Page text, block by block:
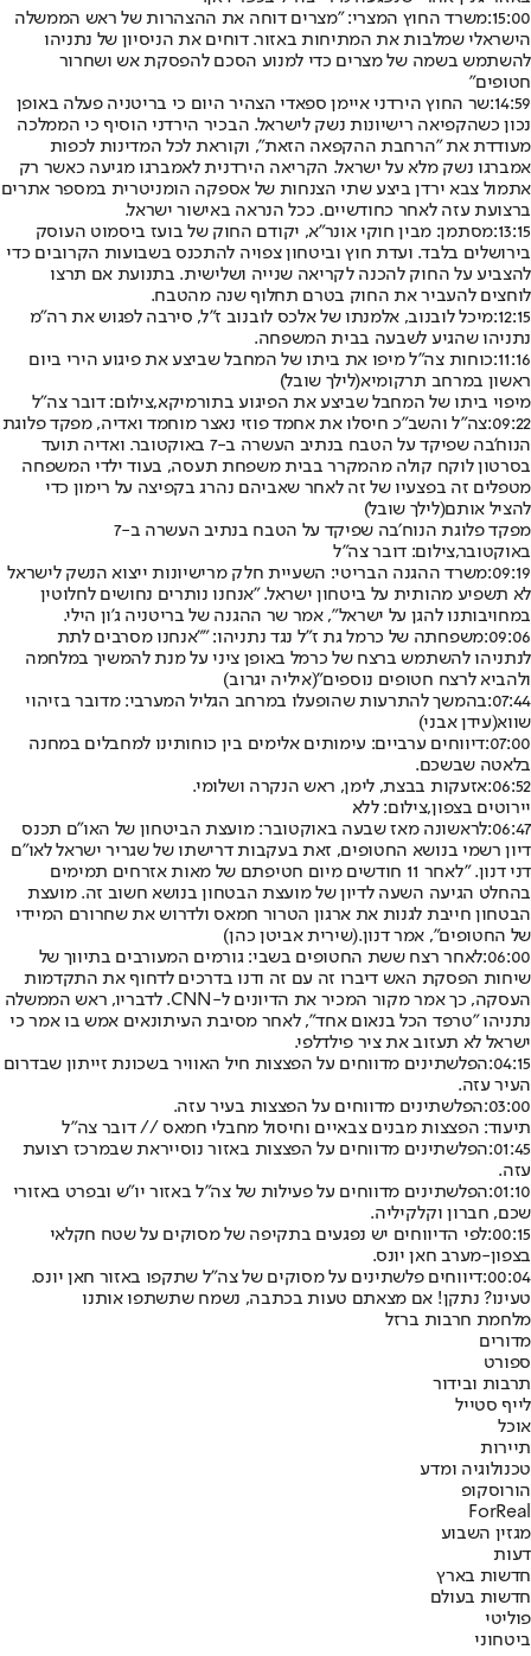
15:00: משרד החוץ המצרי: "מצרים דוחה את ההצהרות של ראש הממשלה
הישראלי שמלבות את המתיחות באזור. דוחים את הניסיון של נתניהו
להשתמש בשמה של מצרים כדי למנוע הסכם להפסקת אש ושחרור
חטופים"
14:59: שר החוץ הירדני איימן ספאדי הצהיר היום כי בריטניה פעלה באופן
נכון כשהקפיאה רישיונות נשק לישראל. הבכיר הירדני הוסיף כי הממלכה
מעודדת את "הרחבת ההקפאה הזאת", וקוראת לכל המדינות לכפות
אמברגו נשק מלא על ישראל. הקריאה הירדנית לאמברגו מגיעה כאשר רק
אתמול צבא ירדן ביצע שתי הצנחות של אספקה הומניטרית במספר אתרים
ברצועת עזה לאחר כחודשיים. ככל הנראה באישור ישראל.
13:15: מסתמן: מבין חוקי אונר"א, יקודם החוק של בועז ביסמוט העוסק
בירושלים בלבד. ועדת חוץ וביטחון צפויה להתכנס בשבועות הקרובים כדי
להצביע על החוק להכנה לקריאה שנייה ושלישית. בתנועת אם תרצו
לוחצים להעביר את החוק בטרם תחלוף שנה מהטבח.
12:15: מיכל לובנוב, אלמנתו של אלכס לובנוב ז״ל, סירבה לפגוש את רה״מ
נתניהו שהגיע לשבעה בבית המשפחה.
11:16: כוחות צה״ל מיפו את ביתו של המחבל שביצע את פיגוע הירי ביום
ראשון במרחב תרקומיא(לילך שובל)
מיפוי ביתו של המחבל שביצע את הפיגוע בתורמיקא,צילום: דובר צה"ל
09:22: צה"ל והשב"כ חיסלו את אחמד פוזי נאצר מוחמד ואדיה, מפקד פלוגת
הנוח'בה שפיקד על הטבח בנתיב העשרה ב-7 באוקטובר. ואדיה תועד
בסרטון לוקח קולה מהמקרר בבית משפחת תעסה, בעוד ילדי המשפחה
מטפלים זה בפצעיו של זה לאחר שאביהם נהרג בקפיצה על רימון כדי
להציל אותם(לילך שובל)
מפקד פלוגת הנוח׳בה שפיקד על הטבח בנתיב העשרה ב-7
באוקטובר,צילום: דובר צה"ל
09:19: משרד ההגנה הבריטי: השעיית חלק מרישיונות ייצוא הנשק לישראל
לא תשפיע מהותית על ביטחון ישראל. "אנחנו נותרים נחושים לחלוטין
במחויבותנו להגן על ישראל", אמר שר ההגנה של בריטניה ג'ון הילי.
09:06: משפחתה של כרמל גת ז"ל נגד נתניהו: ""אנחנו מסרבים לתת
לנתניהו להשתמש ברצח של כרמל באופן ציני על מנת להמשיך במלחמה
ולהביא לרצח חטופים נוספים"(איליה יגרוב)
07:44: בהמשך להתרעות שהופעלו במרחב הגליל המערבי: מדובר בזיהוי
שווא(עידן אבני)
07:00: דיווחים ערביים: עימותים אלימים בין כוחותינו למחבלים במחנה
בלאטה שבשכם.
06:52: אזעקות בבצת, לימן, ראש הנקרה ושלומי.
יירוטים בצפון,צילום: ללא
06:47: לראשונה מאז שבעה באוקטובר: מועצת הביטחון של האו"ם תכנס
דיון רשמי בנושא החטופים, זאת בעקבות דרישתו של שגריר ישראל לאו"ם
דני דנון. "לאחר 11 חודשים מיום חטיפתם של מאות אזרחים תמימים
בהחלט הגיעה השעה לדיון של מועצת הבטחון בנושא חשוב זה. מועצת
הבטחון חייבת לגנות את ארגון הטרור חמאס ולדרוש את שחרורם המיידי
של החטופים", אמר דנון.(שירית אביטן כהן)
06:00: לאחר רצח ששת החטופים בשבי: גורמים המעורבים בתיווך של
שיחות הפסקת האש דיברו זה עם זה ודנו בדרכים לדחוף את התקדמות
העסקה, כך אמר מקור המכיר את הדיונים ל-CNN. לדבריו, ראש הממשלה
נתניהו "טרפד הכל בנאום אחד", לאחר מסיבת העיתונאים אמש בו אמר כי
ישראל לא תעזוב את ציר פילדלפי.
04:15: הפלשתינים מדווחים על הפצצות חיל האוויר בשכונת זייתון שבדרום
העיר עזה.
03:00: הפלשתינים מדווחים על הפצצות בעיר עזה.
תיעוד: הפצצות מבנים צבאיים וחיסול מחבלי חמאס // דובר צה"ל
01:45: הפלשתינים מדווחים על הפצצות באזור נוסייראת שבמרכז רצועת
עזה.
01:10: הפלשתינים מדווחים על פעילות של צה"ל באזור יו"ש ובפרט באזורי
שכם, חברון וקלקיליה.
00:15: לפי הדיווחים יש נפגעים בתקיפה של מסוקים על שטח חקלאי
בצפון-מערב חאן יונס.
00:04: דיווחים פלשתינים על מסוקים של צה"ל שתקפו באזור חאן יונס.
טעינו? נתקן! אם מצאתם טעות בכתבה, נשמח שתשתפו אותנו
מלחמת חרבות ברזל
מדורים
ספורט
תרבות ובידור
לייף סטייל
אוכל
תיירות
טכנולוגיה ומדע
הורוסקופ
ForReal
מגזין השבוע
דעות
חדשות בארץ
חדשות בעולם
פוליטי
ביטחוני